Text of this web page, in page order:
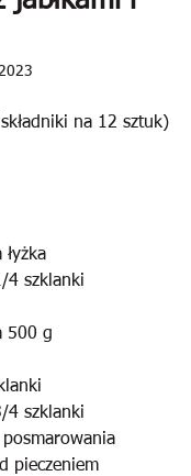
na 12 sztuk)
łyżka
4 szklanki
500 g
4 szklanki
pieczeniem